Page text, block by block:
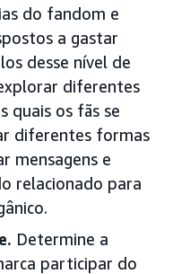
do fandom e
a gastar
desse nível de
diferentes
quais os fãs se
diferentes formas
mensagens e
relacionado para
Determine a
participar do